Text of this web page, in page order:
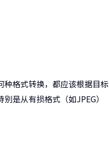
种格式转换，都应该根据目标
是从有损格式（如JPEG）